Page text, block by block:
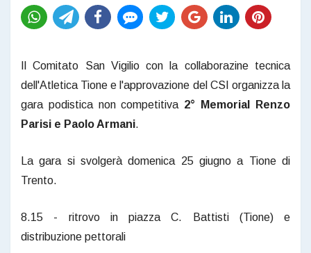
Il Comitato San Vigilio con la collaborazine tecnica
dell'Atletica Tione e l'approvazione del CSI organizza la
gara podistica non competitiva 2° Memorial Renzo
Parisi e Paolo Armani.
La gara si svolgerà domenica 25 giugno a Tione di
Trento.
8.15 - ritrovo in piazza C. Battisti (Tione) e
distribuzione pettorali